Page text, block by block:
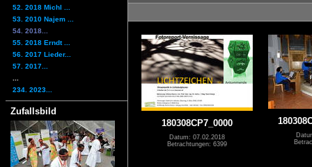
52. 2018 Michl ...
53. 2010 Najem ...
54. 2018...
55. 2018 Erndt ...
56. 2017 Lieder...
57. 2017...
234. 2023...
Zufallsbild
180308CP7_0000
Datum: 07.02.2018
Betrachtungen: 6399